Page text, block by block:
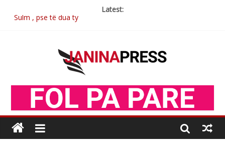
Latest:
Postim me vlera nga artistja e mirëfilltë Mimoza Gjoni
Brahim Çekaj njē veprimtar i respektuar i çeshtjës kombëtare